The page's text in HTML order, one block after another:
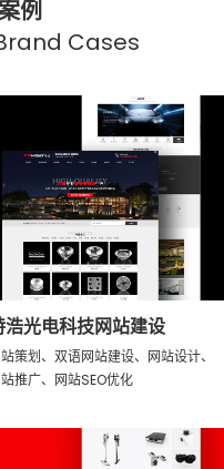
例
Cases
浩光电科技网站建设
策划、双语网站建设、网站设计、
推广、网站SEO优化